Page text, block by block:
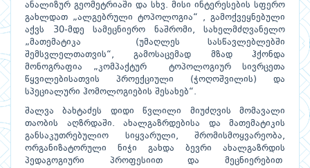
ანალიზურ გეომეტრიაში და სხვ. მისი ინტერესების სფერო
გახლდათ „ალგებრული ტოპოლოგია“ , გამოქვეყნებული
აქვს 30-მდე სამეცნიერო ნაშრომი, სახელმძღვანელო
„მათემატიკა (უმაღლეს სასწავლებლებში
შემსვლელთათვის“, გამოსაცემად მზად ჰქონდა
მონოგრაფია „კომპაქტურ ტოპოლოგიურ სივრცეთა
წყვილებისათვის პროექციული (ჭოღოშვილის) და
სპეციალური ჰომოლოგიების შესახებ“.
შალვა ბახტაძეს დიდი წვლილი მიუძღვის მომავალი
თაობის აღზრდაში. ახალგაზრდებისა და მათემატიკის
განსაკუთრებულიო სიყვარული, შრომისმოყვარეობა,
ორგანიზატორული ნიჭი გახდა ბევრი ახალგაზრდის
პედაგოგიური პროფესიით და მეცნიერებით